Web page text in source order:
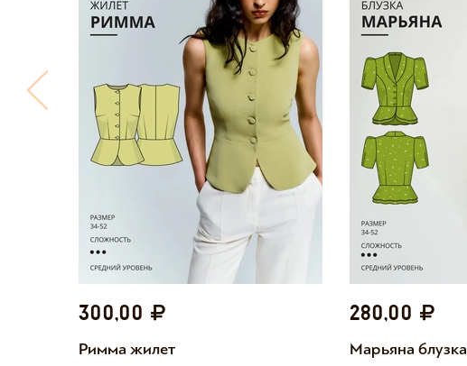
300,00
Римма жилет
280,00
Марьяна блузка